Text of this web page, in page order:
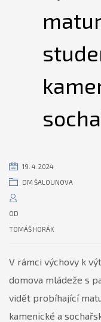
19. 4. 2024
DM ŠALOUNOVA
OD
TOMÁŠ HORÁK
V rámci výchovy k
domova mládeže s
vidět probíhající
kamenické a